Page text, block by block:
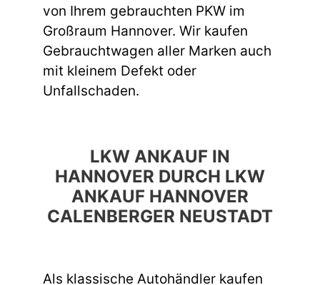
von Ihrem gebrauchten PKW im
Großraum Hannover. Wir kaufen
Gebrauchtwagen aller Marken auch
mit kleinem Defekt oder
Unfallschaden.
LKW ANKAUF IN
HANNOVER DURCH LKW
ANKAUF HANNOVER
CALENBERGER NEUSTADT
Als klassische Autohändler kaufen